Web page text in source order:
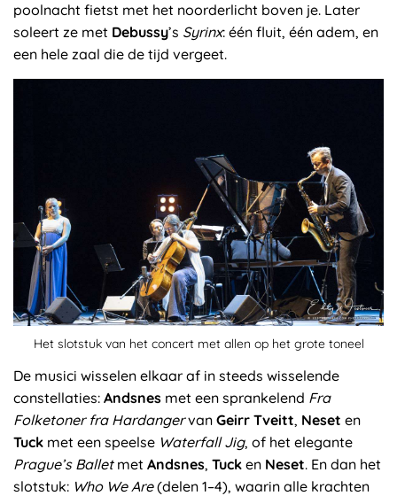
poolnacht fietst met het noorderlicht boven je. Later
soleert ze met Debussy’s Syrinx: één fluit, één adem, en
een hele zaal die de tijd vergeet.
Het slotstuk van het concert met allen op het grote toneel
De musici wisselen elkaar af in steeds wisselende
constellaties: Andsnes met een sprankelend Fra
Folketoner fra Hardangervan Geirr Tveitt, Neset en
Tuck met een speelse Waterfall Jig, of het elegante
Prague’s Balletmet Andsnes, Tuck en Neset. En dan het
slotstuk: Who We Are(delen 1–4), waarin alle krachten